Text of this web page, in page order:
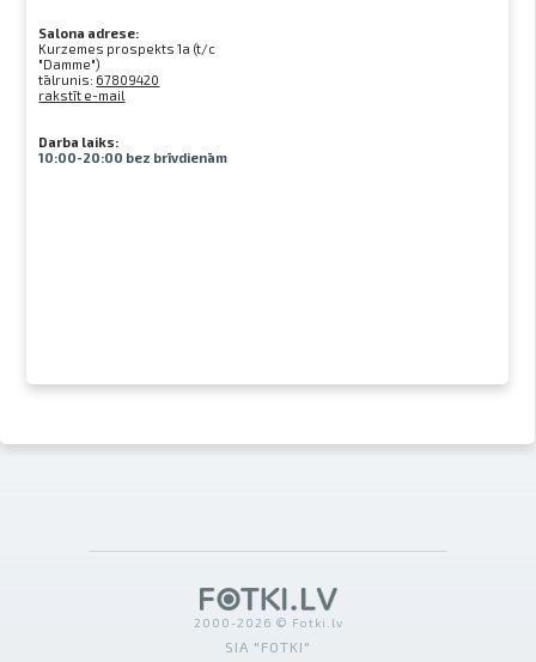
Salona adrese:
Kurzemes prospekts 1a (t/c
"Damme")
tālrunis: 67809420
rakstīt e-mail
Darba laiks:
10:00-20:00 bez brīvdienām
2000-2026 © Fotki.lv
SIA "FOTKI"